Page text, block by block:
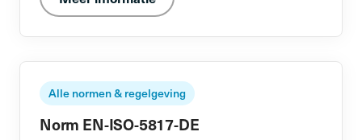
Alle normen & regelgeving
Norm EN-ISO-5817-DE